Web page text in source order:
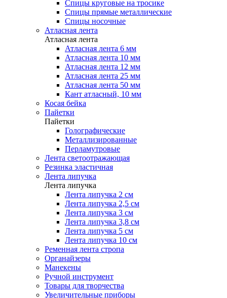
Спицы круговые на тросике
Спицы прямые металлические
Спицы носочные
Атласная лента
Атласная лента
Атласная лента 6 мм
Атласная лента 10 мм
Атласная лента 12 мм
Атласная лента 25 мм
Атласная лента 50 мм
Кант атласный, 10 мм
Косая бейка
Пайетки
Пайетки
Голографические
Металлизированные
Перламутровые
Лента светоотражающая
Резинка эластичная
Лента липучка
Лента липучка
Лента липучка 2 см
Лента липучка 2,5 см
Лента липучка 3 см
Лента липучка 3,8 см
Лента липучка 5 см
Лента липучка 10 см
Ременная лента стропа
Органайзеры
Манекены
Ручной инструмент
Товары для творчества
Увеличительные приборы